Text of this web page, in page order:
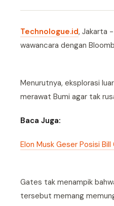
Technologue.id, Jakarta
wawancara dengan
Menurutnya, eksplorasi
merawat Bumi agar tak
Baca Juga:
Elon Musk Geser Posisi
Gates tak menampik
tersebut memang